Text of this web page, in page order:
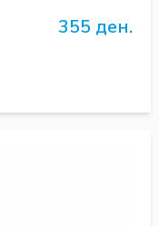
355 ден.